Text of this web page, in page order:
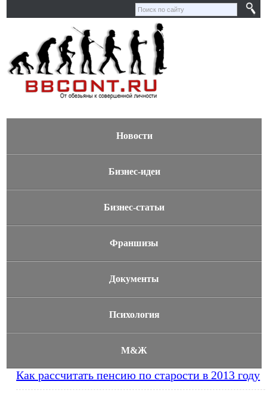
Новости
Бизнес-идеи
Бизнес-статьи
Франшизы
Документы
Психология
М&Ж
Как рассчитать пенсию по старости в 2013 году